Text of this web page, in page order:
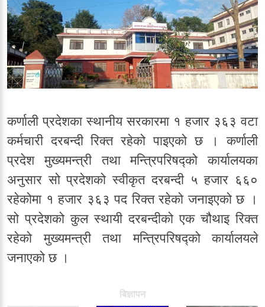
कर्णाली प्रदेशका स्थानीय सरकारमा १ हजार ३६३ वटा
कर्मचारी दरबन्दी रिक्त रहेको पाइएको छ । कर्णाली
प्रदेश मुख्यमन्त्री तथा मन्त्रिपरिषद्को कार्यालयका
अनुसार सो प्रदेशको स्वीकृत दरबन्दी ५ हजार ६६०
रहेकोमा १ हजार ३६३ पद रिक्त रहेको जनाइएको छ ।
सो प्रदेशको कुल स्थायी दरबन्दीको एक चौथाइ रिक्त
रहेको मुख्यमन्त्री तथा मन्त्रिपरिषद्को कार्यालयले
जनाएको छ ।
बिज्ञापन